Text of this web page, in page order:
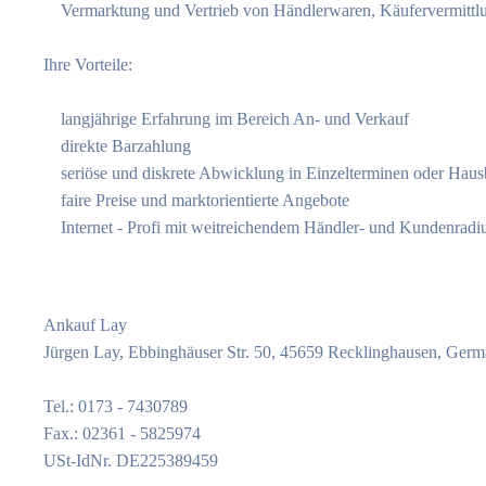
Vermarktung und Vertrieb von Händlerwaren,
Ihre Vorteile:
langjährige Erfahrung im Bereich An- und Verkauf
direkte Barzahlung
seriöse und diskrete Abwicklung in Einzelterminen oder
faire Preise und marktorientierte Angebote
Internet - Profi mit weitreichendem Händler- und
Ankauf Lay
Jürgen Lay, Ebbinghäuser Str. 50, 45659 Recklinghausen,
Tel.: 0173 - 7430789
Fax.: 02361 - 5825974
USt-IdNr. DE225389459